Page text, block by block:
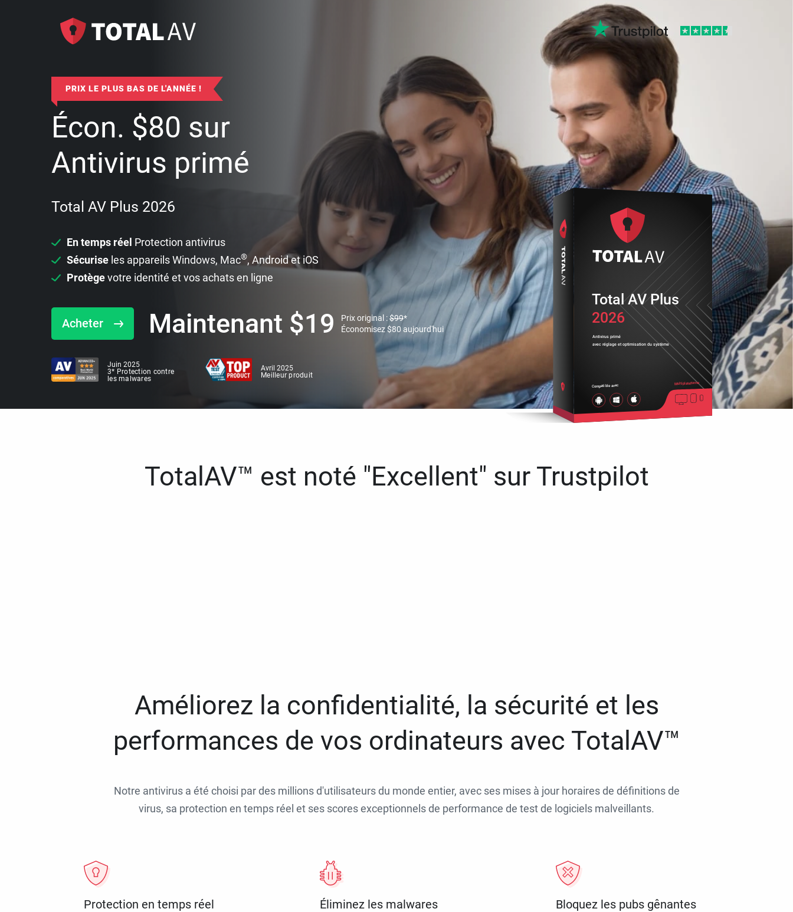
PRIX LE PLUS BAS DE L'ANNÉE !
Écon. $80 sur
Antivirus primé
Total AV Plus 2026
En temps réel Protection antivirus
Sécurise les appareils Windows, Mac®, Android et iOS
Protègevotre identité et vos achats en ligne
Acheter Maintenant $19 Prix original :$99*
Économisez$80 aujourd'hui
Juin 2025
3* Protection contre
les malwares
Avril 2025
Meilleur produit
2026
Antivirus primé
avec réglage et optimisation du système
Compatible avec Multiplateforme
Total AV Plus
TotalAV™ est noté "Excellent" sur Trustpilot
Améliorez la confidentialité, la sécurité et les
performances de vos ordinateurs avec TotalAV™
Notre antivirus a été choisi par des millions d'utilisateurs du monde entier, avec ses mises à jour horaires de définitions de
virus, sa protection en temps réel et ses scores exceptionnels de performance de test de logiciels malveillants.
Protection en temps réel Éliminez les malwares Bloquez les pubs gênantes